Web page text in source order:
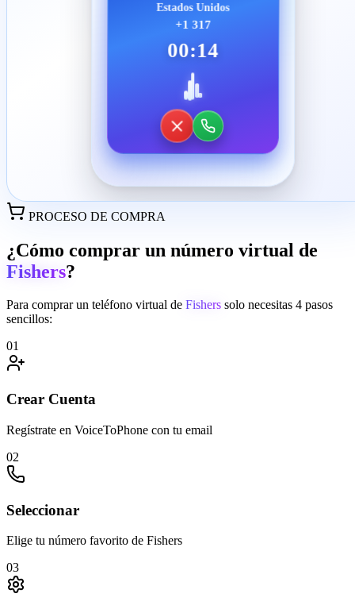
Estados Unidos
+1 317
00:14
PROCESO DE COMPRA
¿Cómo comprar un número virtual de
Fishers?
Para comprar un teléfono virtual de Fishers solo necesitas 4 pasos
sencillos:
01
Crear Cuenta
Regístrate en VoiceToPhone con tu email
02
Seleccionar
Elige tu número favorito de Fishers
03